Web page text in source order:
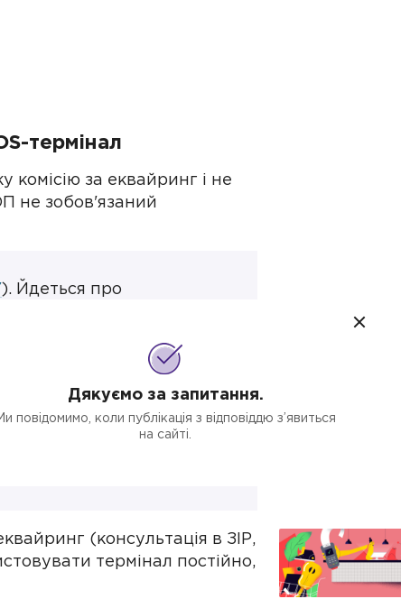
термінал
комісію за еквайринг і не
не зобов'язаний
). Йдеться про
тощо. А от якщо
чи інший об'єкт
до 25 тис. осіб;
закритого
(консультація в ЗІР,
термінал постійно,
Дякуємо за запитання.
повідомимо, коли публікація з відповіддю з’явиться
на сайті.